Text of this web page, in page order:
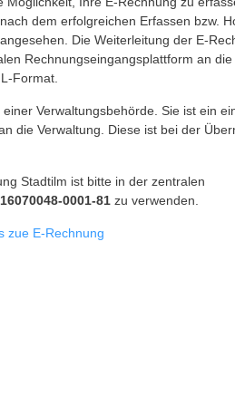
dem erfolgreichen Erfassen bzw.
Die Weiterleitung der E-
Rechnungseingangsplattform an
Format.
Verwaltungsbehörde. Sie ist ein
die Verwaltung. Diese ist bei der
Stadtilm ist bitte in der zentralen
16070048-0001-81 zu verwenden.
zue E-Rechnung